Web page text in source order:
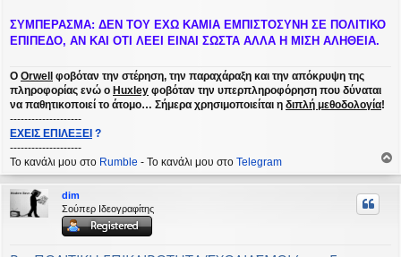
ΣΥΜΠΕΡΑΣΜΑ: ΔΕΝ ΤΟΥ ΕΧΩ ΚΑΜΙΑ ΕΜΠΙΣΤΟΣΥΝΗ ΣΕ ΠΟΛΙΤΙΚΟ
ΕΠΙΠΕΔΟ, ΑΝ ΚΑΙ ΟΤΙ ΛΕΕΙ ΕΙΝΑΙ ΣΩΣΤΑ ΑΛΛΑ Η ΜΙΣΗ ΑΛΗΘΕΙΑ.
Ο Orwell
φοβόταν την στέρηση, την παραχάραξη και την απόκρυψη της
πληροφορίας ενώ ο Huxley φοβόταν την υπερπληροφόρηση που δύναται
να παθητικοποιεί το άτομο… Σήμερα χρησιμοποιείται η διπλή μεθοδολογία!
--------------------
ΕΧΕΙΣ ΕΠΙΛΕΞΕΙ ?
--------------------
Το κανάλι μου στο Rumble - Το κανάλι μου στο Telegram
ο
ρ
dim
Σούπερ Ιδεογραφίτης